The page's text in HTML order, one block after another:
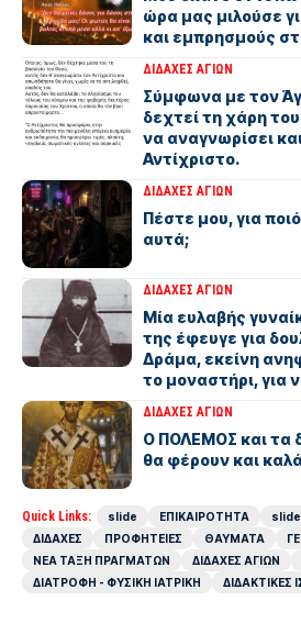
ώρα μας μιλούσε
και εμπρησμούς
ΔΙΔΑΧΕΣ ΑΓΙΩΝ
Σύμφωνα με τον
δεχτεί τη χάρη
να αναγνωρίσει
Αντίχριστο.
ΔΙΔΑΧΕΣ ΑΓΙΩΝ
Πέστε μου, για
αυτά;
ΔΙΔΑΧΕΣ ΑΓΙΩΝ
Μία ευλαβής
της έφευγε για
Δράμα, εκείνη
το μοναστήρι, για
ΔΙΔΑΧΕΣ ΑΓΙΩΝ
Ο ΠΟΛΕΜΟΣ και τα
θα φέρουν και
Quick Links: slide ΕΠΙΚΑΙΡΟΤΗΤΑ
ΔΙΔΑΧΕΣ
ΠΡΟΦΗΤΕΙΕΣ ΘΑΥΜΑΤΑ
ΝΕΑ ΤΑΞΗ ΠΡΑΓΜΑΤΩΝ
ΔΙΔΑΧΕΣ ΑΓΙΩΝ
ΔΙΑΤΡΟΦΗ - ΦΥΣΙΚΗ ΙΑΤΡΙΚΗ
ΔΙΔΑΚΤΙΚΕΣ